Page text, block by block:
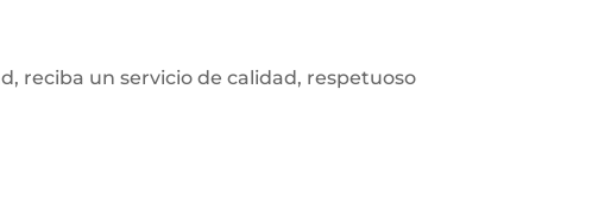
reciba un servicio de calidad, respetuoso